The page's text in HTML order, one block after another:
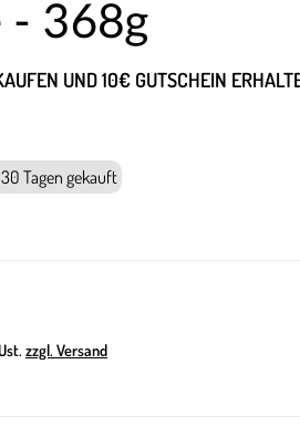
368g
UND 10€ GUTSCHEIN
Tagen gekauft
zzgl. Versand